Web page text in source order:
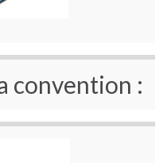
convention :